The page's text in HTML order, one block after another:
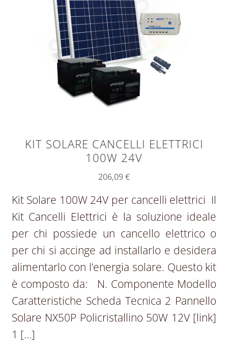
KIT SOLARE CANCELLI ELETTRICI
100W 24V
206,09€
Kit Solare 100W 24V per cancelli elettrici Il
Kit Cancelli Elettrici è la soluzione ideale
per chi possiede un cancello elettrico o
per chi si accinge ad installarlo e desidera
alimentarlo con l’energia solare. Questo kit
è composto da: N. Componente Modello
Caratteristiche Scheda Tecnica 2 Pannello
Solare NX50P Policristallino 50W 12V [link]
1 […]